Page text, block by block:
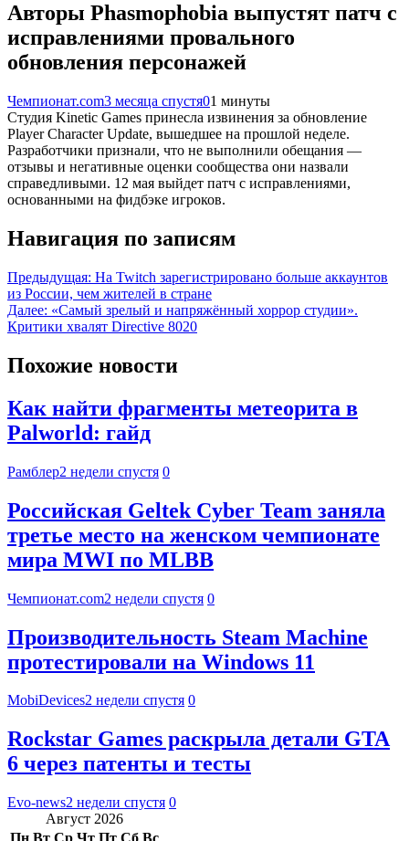
Авторы Phasmophobia выпустят патч с
исправлениями провального
обновления персонажей
Чемпионат.com3 месяца спустя01 минуты
Студия Kinetic Games принесла извинения за обновление
Player Character Update, вышедшее на прошлой неделе.
Разработчики признали, что не выполнили обещания —
отзывы и негативные оценки сообщества они назвали
справедливыми. 12 мая выйдет патч с исправлениями,
основанными на фидбэке игроков.
Навигация по записям
Предыдущая: На Twitch зарегистрировано больше аккаунтов
из России, чем жителей в стране
Далее: «Самый зрелый и напряжённый хоррор студии».
Критики хвалят Directive 8020
Похожие новости
Как найти фрагменты метеорита в
Palworld: гайд
Рамблер2 недели спустя 0
Российская Geltek Cyber Team заняла
третье место на женском чемпионате
мира MWI по MLBB
Чемпионат.com2 недели спустя 0
Производительность Steam Machine
протестировали на Windows 11
MobiDevices2 недели спустя 0
Rockstar Games раскрыла детали GTA
6 через патенты и тесты
Evo-news2 недели спустя 0
Август 2026